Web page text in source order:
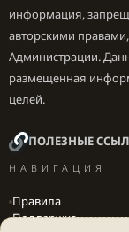
информация,
авторскими
Администрации.
размещенная
целей.
ПОЛЕЗНЫЕ
НАВИГАЦИЯ
Правила
Поддержка